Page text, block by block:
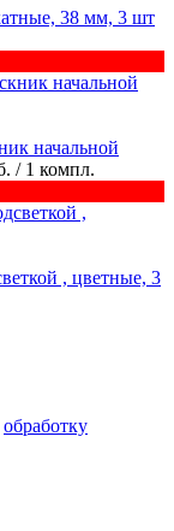
38 мм, 3 шт
начальной
/ 1 компл.
, цветные, 3
обработку